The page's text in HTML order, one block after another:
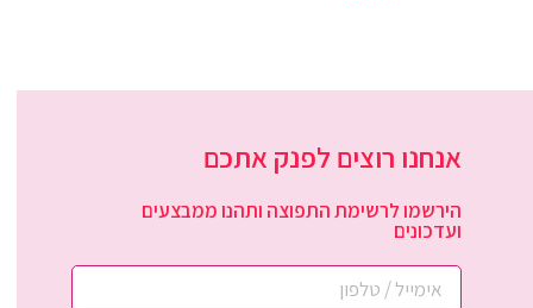
אנחנו רוצים לפנק אתכם
הירשמו לרשימת התפוצה ותהנו ממבצעים
ועדכונים